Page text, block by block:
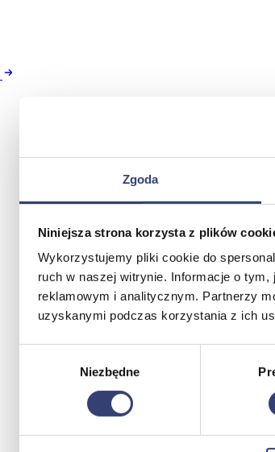
Zgoda
Niniejsza strona korzysta z plików
Wykorzystujemy pliki cookie do
ruch w naszej witrynie. Informacje o
reklamowym i analitycznym. Partnerzy
uzyskanymi podczas korzystania z ich
Niezbędne